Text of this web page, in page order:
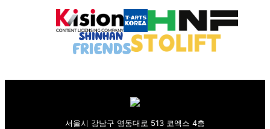
서울시 강남구 영동대로 513 코엑스 4층